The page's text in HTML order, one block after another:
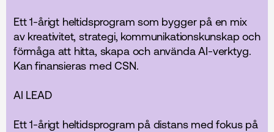
Ett 1-årigt heltidsprogram som bygger på en mix
av kreativitet, strategi, kommunikationskunskap och
förmåga att hitta, skapa och använda AI-verktyg.
Kan finansieras med CSN.
AI LEAD
Ett 1-årigt heltidsprogram på distans med fokus på